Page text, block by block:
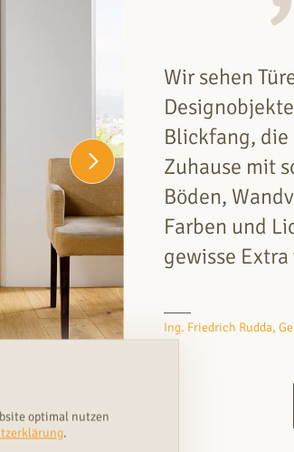
stabiler
Wir sehen
Blickfang, die
Zuhause mit
Böden,
Farben und
gewisse
Ing. Friedrich Rudda,
optimal nutzen
.